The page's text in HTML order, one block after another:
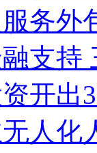
务外
支持
开出
人化